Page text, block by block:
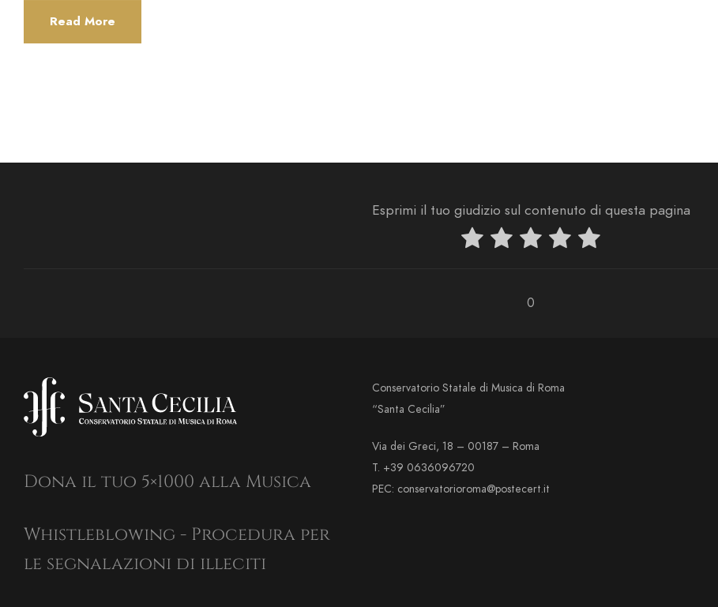
Read More
Esprimi il tuo giudizio sul contenuto di questa pagina
0
Dona il tuo 5×1000 alla Musica
Whistleblowing - Procedura per
le segnalazioni di illeciti
Conservatorio Statale di Musica di Roma
“Santa Cecilia”
Via dei Greci, 18 – 00187 – Roma
T. +39 0636096720
PEC: conservatorioroma@postecert.it